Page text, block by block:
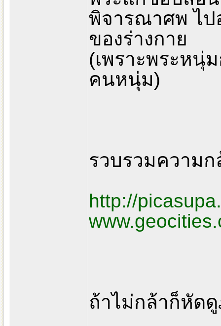
พิจารณาศพ ไป
ของร่างกาย
(เพราะพระหนุ่
คนหนุ่ม)
รวบรวมความ
http://
ถ้าไม่กล้าก็หัด